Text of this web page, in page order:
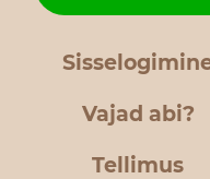
Vajad abi?
Tellimus